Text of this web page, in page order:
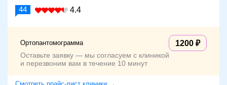
44 4.4
Ортопантомограмма 1200
Оставьте заявку — мы согласуем с клиникой
и перезвоним вам в течение 10 минут